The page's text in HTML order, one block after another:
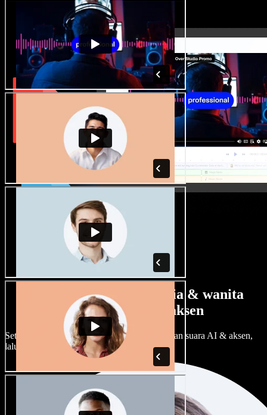
Banyak pilihan suara pria & wanita
dengan berbagai aksen
Setiap proyek bisa terdengar beda. Pilih ratusan suara AI & aksen,
lalu sesuaikan sesuka Anda.